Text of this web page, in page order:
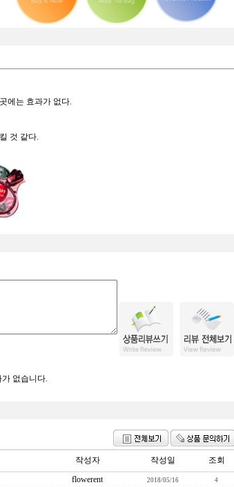
에는 효과가 없다.
것 같다.
없습니다.
작성자 작성일 조회
flowerent 2018/05/16 4